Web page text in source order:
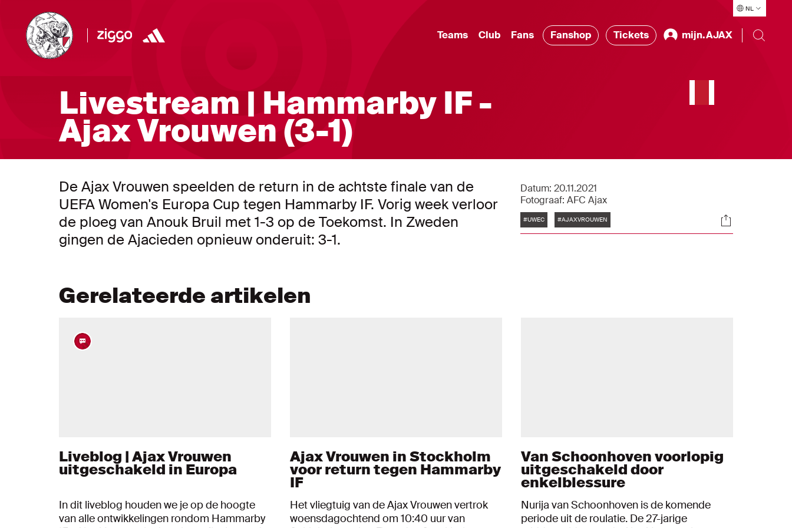
NL
Teams Club Fans Fanshop Tickets mijn.AJAX
Livestream | Hammarby IF -
Ajax Vrouwen (3-1)
De Ajax Vrouwen speelden de return in de achtste finale van de
UEFA Women's Europa Cup tegen Hammarby IF. Vorig week verloor
de ploeg van Anouk Bruil met 1-3 op de Toekomst. In Zweden
gingen de Ajacieden opnieuw onderuit: 3-1.
Datum: 20.11.2021
Fotograaf: AFC Ajax
Tags
#UWEC #AJAXVROUWEN Socials
Gerelateerde artikelen
Liveblog | Ajax Vrouwen
uitgeschakeld in Europa
In dit liveblog houden we je op de hoogte
van alle ontwikkelingen rondom Hammarby
Ajax Vrouwen in Stockholm
voor return tegen Hammarby
IF
Het vliegtuig van de Ajax Vrouwen vertrok
woensdagochtend om 10:40 uur van
Van Schoonhoven voorlopig
uitgeschakeld door
enkelblessure
Nurija van Schoonhoven is de komende
periode uit de roulatie. De 27-jarige